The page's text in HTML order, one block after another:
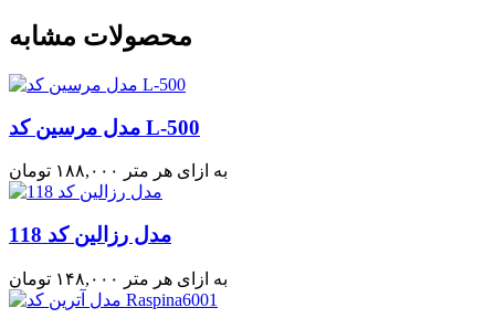
محصولات مشابه
مدل مرسین کد L-500
۱۸۸,۰۰۰ تومان به ازای هر متر
مدل رزالین کد 118
۱۴۸,۰۰۰ تومان به ازای هر متر